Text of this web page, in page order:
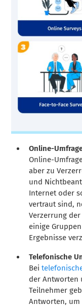
Online-
Online-
aber zu
und
Internet oder
vertraut sind,
Verzerrung
einige
Ergebnisse
Telefonische
Bei
der Antworten
Teilnehmer
Antworten,